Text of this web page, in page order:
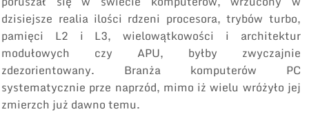
dzisiejsze realia ilości rdzeni procesora, trybów turbo,
pamięci L2 i L3, wielowątkowości i architektur
modułowych czy APU, byłby zwyczajnie
zdezorientowany. Branża komputerów PC
systematycznie prze naprzód, mimo iż wielu wróżyło jej
zmierzch już dawno temu.